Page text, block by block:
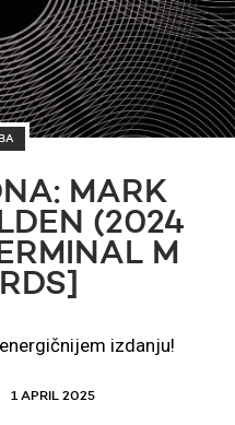
MARK
(2024
M
izdanju!
1 APRIL 2025